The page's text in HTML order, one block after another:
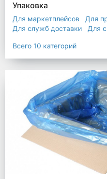
Упаковка
Для маркетплейсов
Для
Для служб доставки
Для
Промышленная упаковка
Прочая полиэтиленовая
Всего 10 категорий